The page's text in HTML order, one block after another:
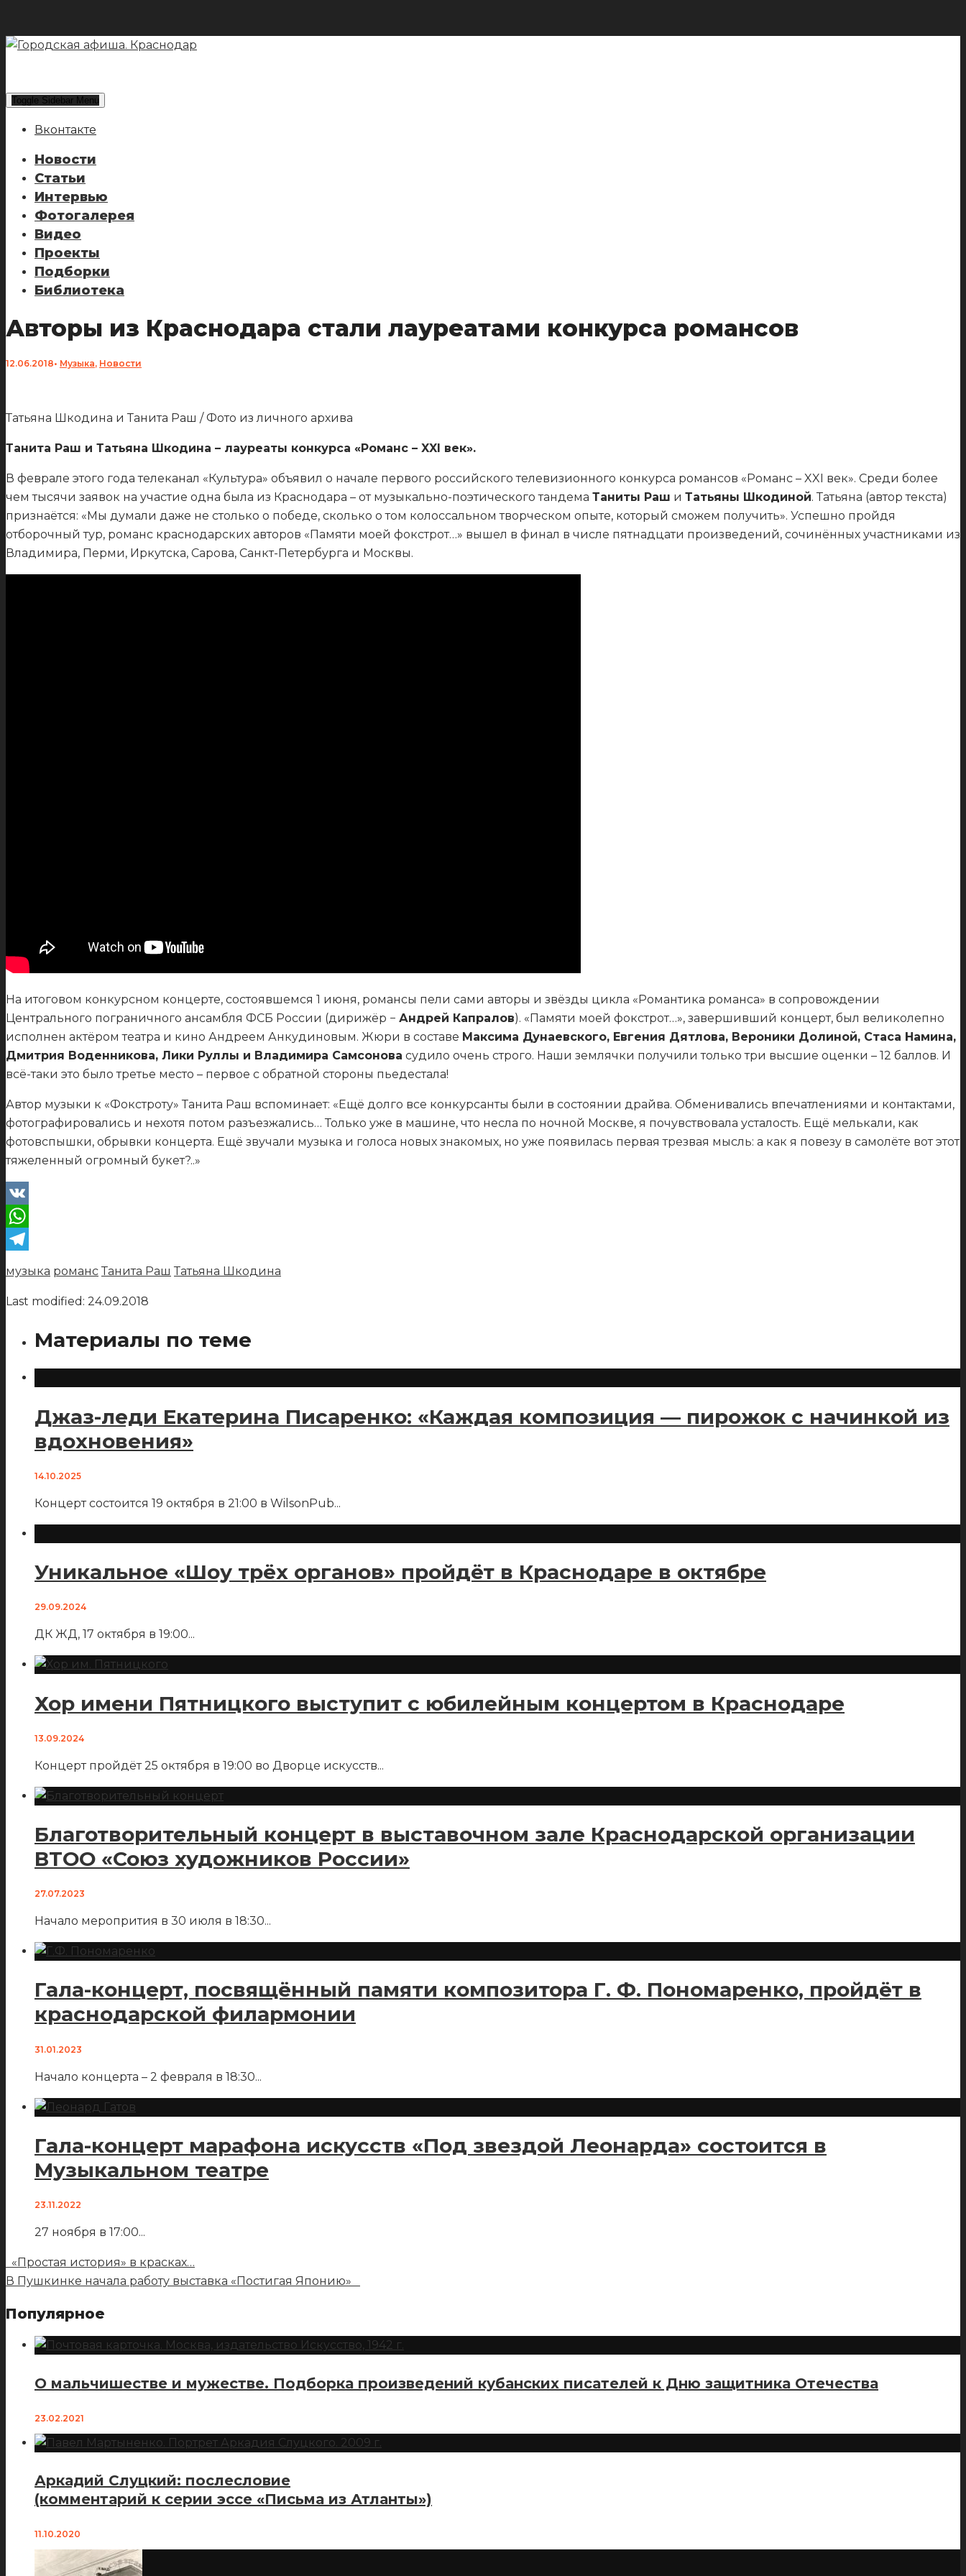
Toggle Sidebar Menu
Вконтакте
Новости
Статьи
Интервью
Фотогалерея
Видео
Проекты
Подборки
Библиотека
Авторы из Краснодара стали лауреатами конкурса романсов
12.06.2018• Музыка, Новости
Татьяна Шкодина и Танита Раш / Фото из личного архива
Танита Раш и Татьяна Шкодина – лауреаты конкурса «Романс – XXI век».
В феврале этого года телеканал «Культура» объявил о начале первого российского телевизионного конкурса романсов «Романс – XXI век». Среди более
чем тысячи заявок на участие одна была из Краснодара – от музыкально-поэтического тандема Таниты Раш и Татьяны Шкодиной. Татьяна (автор текста)
признаётся: «Мы думали даже не столько о победе, сколько о том колоссальном творческом опыте, который сможем получить». Успешно пройдя
отборочный тур, романс краснодарских авторов «Памяти моей фокстрот…» вышел в финал в числе пятнадцати произведений, сочинённых участниками из
Владимира, Перми, Иркутска, Сарова, Санкт-Петербурга и Москвы.
На итоговом конкурсном концерте, состоявшемся 1 июня, романсы пели сами авторы и звёзды цикла «Романтика романса» в сопровождении
Центрального пограничного ансамбля ФСБ России (дирижёр − Андрей Капралов). «Памяти моей фокстрот…», завершивший концерт, был великолепно
исполнен актёром театра и кино Андреем Анкудиновым. Жюри в составе Максима Дунаевского, Евгения Дятлова, Вероники Долиной, Стаса Намина,
Дмитрия Воденникова, Лики Руллы и Владимира Самсонова судило очень строго. Наши землячки получили только три высшие оценки – 12 баллов. И
всё-таки это было третье место – первое с обратной стороны пьедестала!
Автор музыки к «Фокстроту» Танита Раш вспоминает: «Ещё долго все конкурсанты были в состоянии драйва. Обменивались впечатлениями и контактами,
фотографировались и нехотя потом разъезжались… Только уже в машине, что несла по ночной Москве, я почувствовала усталость. Ещё мелькали, как
фотовспышки, обрывки концерта. Ещё звучали музыка и голоса новых знакомых, но уже появилась первая трезвая мысль: а как я повезу в самолёте вот этот
тяжеленный огромный букет?..»
VK
WhatsApp
музыка романс Танита Раш Татьяна Шкодина
Last modified: 24.09.2018
Материалы по теме
Джаз-леди Екатерина Писаренко: «Каждая композиция — пирожок с начинкой из
вдохновения»
14.10.2025
Концерт состоится 19 октября в 21:00 в WilsonPub...
Уникальное «Шоу трёх органов» пройдёт в Краснодаре в октябре
29.09.2024
ДК ЖД, 17 октября в 19:00...
Хор имени Пятницкого выступит с юбилейным концертом в Краснодаре
13.09.2024
Концерт пройдёт 25 октября в 19:00 во Дворце искусств...
Благотворительный концерт в выставочном зале Краснодарской организации
ВТОО «Союз художников России»
27.07.2023
Начало меропрития в 30 июля в 18:30...
Гала-концерт, посвящённый памяти композитора Г. Ф. Пономаренко, пройдёт в
краснодарской филармонии
31.01.2023
Начало концерта – 2 февраля в 18:30...
Гала-концерт марафона искусств «Под звездой Леонарда» состоится в
Музыкальном театре
23.11.2022
27 ноября в 17:00...
«Простая история» в красках…
В Пушкинке начала работу выставка «Постигая Японию»
Популярное
О мальчишестве и мужестве. Подборка произведений кубанских писателей к Дню защитника Отечества
23.02.2021
Аркадий Слуцкий: послесловие
(комментарий к серии эссе «Письма из Атланты»)
11.10.2020